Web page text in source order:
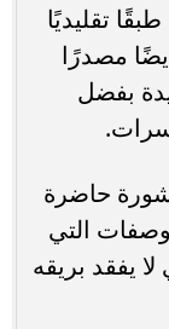
تقليديًا
مصدرًا
بفضل
حاضرة
التي
يفقد بريقه